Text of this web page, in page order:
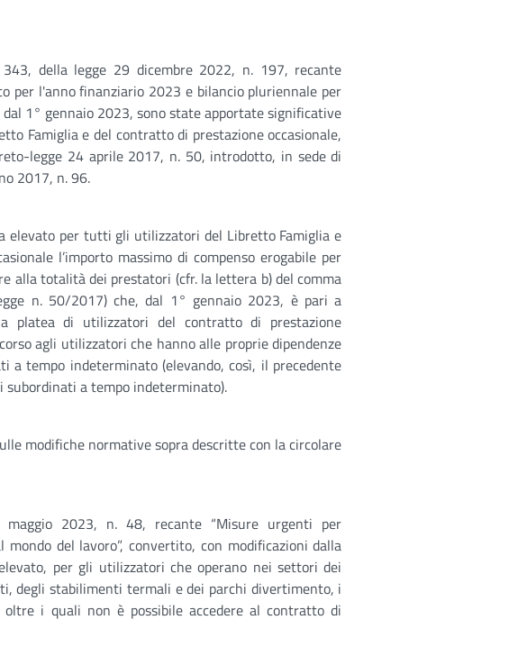
della legge 29 dicembre 2022, n. 197, recante
per l'anno finanziario 2023 e bilancio pluriennale per
1° gennaio 2023, sono state apportate significative
Famiglia e del contratto di prestazione occasionale,
legge 24 aprile 2017, n. 50, introdotto, in sede di
2017, n. 96.
elevato per tutti gli utilizzatori del Libretto Famiglia e
l’importo massimo di compenso erogabile per
alla totalità dei prestatori (cfr. la lettera b) del comma
n. 50/2017) che, dal 1° gennaio 2023, è pari a
platea di utilizzatori del contratto di prestazione
agli utilizzatori che hanno alle proprie dipendenze
a tempo indeterminato (elevando, così, il precedente
a tempo indeterminato).
modifiche normative sopra descritte con la circolare
2023, n. 48, recante “Misure urgenti per
mondo del lavoro”, convertito, con modificazioni dalla
per gli utilizzatori che operano nei settori dei
degli stabilimenti termali e dei parchi divertimento, i
i quali non è possibile accedere al contratto di